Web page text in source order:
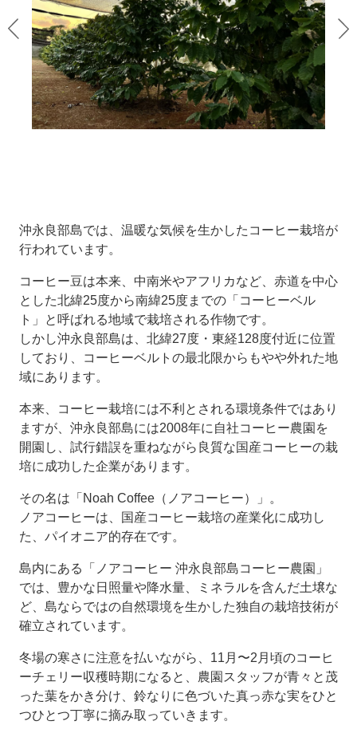
沖永良部島では、温暖な気候を生かしたコーヒー栽培が
行われています。
コーヒー豆は本来、中南米やアフリカなど、赤道を中心
とした北緯25度から南緯25度までの「コーヒーベル
ト」と呼ばれる地域で栽培される作物です。
しかし沖永良部島は、北緯27度・東経128度付近に位置
しており、コーヒーベルトの最北限からもやや外れた地
域にあります。
本来、コーヒー栽培には不利とされる環境条件ではあり
ますが、沖永良部島には2008年に自社コーヒー農園を
開園し、試行錯誤を重ねながら良質な国産コーヒーの栽
培に成功した企業があります。
その名は「Noah Coffee（ノアコーヒー）」。
ノアコーヒーは、国産コーヒー栽培の産業化に成功し
た、パイオニア的存在です。
島内にある「ノアコーヒー 沖永良部島コーヒー農園」
では、豊かな日照量や降水量、ミネラルを含んだ土壌な
ど、島ならではの自然環境を生かした独自の栽培技術が
確立されています。
冬場の寒さに注意を払いながら、11月〜2月頃のコーヒ
ーチェリー収穫時期になると、農園スタッフが青々と茂
った葉をかき分け、鈴なりに色づいた真っ赤な実をひと
つひとつ丁寧に摘み取っていきます。